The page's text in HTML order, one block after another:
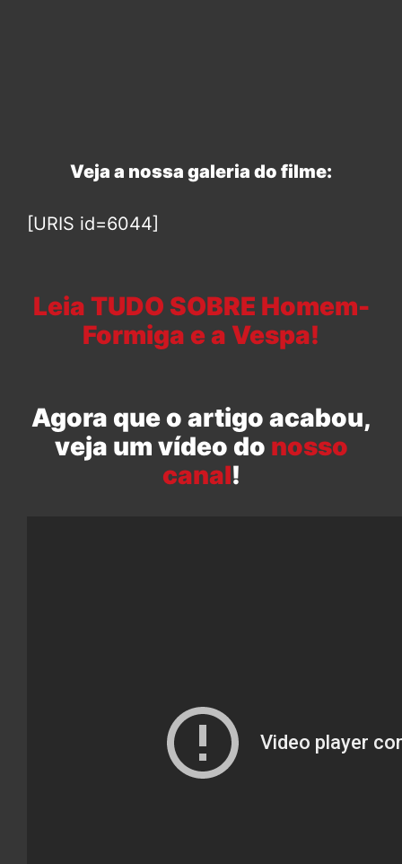
Veja a nossa galeria do filme:
[URIS id=6044]
Leia TUDO SOBRE Homem-
Formiga e a Vespa!
Agora que o artigo acabou,
veja um vídeo do nosso
canal!